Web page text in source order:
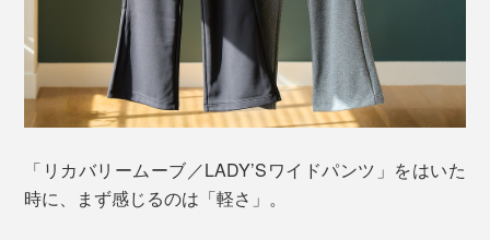
お疲れボディを修復するという仕組み。
本品「リカバリームーブ／LADY’S ワイドパンツ」は、
日本医療機器工業会が定める一般医療機器「家庭用遠赤
け出」（※２） を完了しています。
「リカバリームーブ／LADY’Sワイドパンツ」をはいた
時に、まず感じるのは「軽さ」。